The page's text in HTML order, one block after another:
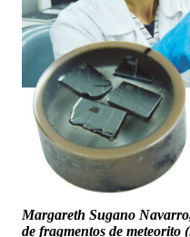
Margareth Sugano
de fragmentos de meteorito